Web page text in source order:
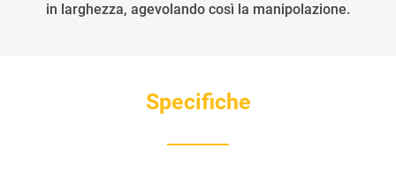
in larghezza, agevolando così la manipolazione.
Specifiche